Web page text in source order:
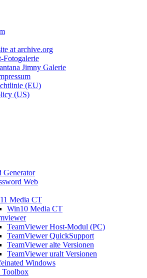
at archive.org
Fotogalerie
Jimny Galerie
(EU)
(US)
Generator
Web
Media CT
Win10 Media CT
TeamViewer Host-Modul (PC)
TeamViewer QuickSupport
TeamViewer alte Versionen
TeamViewer uralt Versionen
Windows